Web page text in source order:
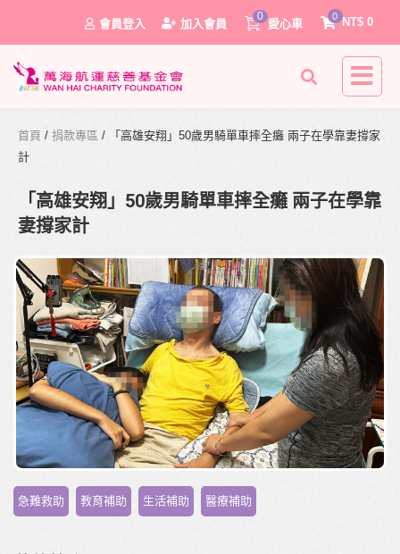
會員登入 加入會員
0
愛心車
0
NT$ 0
0
首頁 / 捐款專區 / 「高雄安翔」50歲男騎單車摔全癱 兩子在學靠妻撐家
計
「高雄安翔」50歲男騎單車摔全癱 兩子在學靠
妻撐家計
急難救助 教育補助 生活補助 醫療補助